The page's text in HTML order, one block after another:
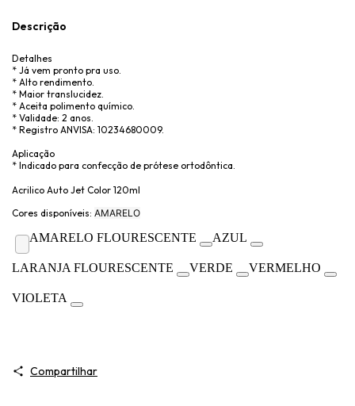
Descrição
Detalhes
* Já vem pronto pra uso.
* Alto rendimento.
* Maior translucidez.
* Aceita polimento químico.
* Validade: 2 anos.
* Registro ANVISA: 10234680009.
Aplicação
* Indicado para confecção de prótese ortodôntica.
Acrilico Auto Jet Color 120ml
Cores disponíveis: AMARELO
AMARELO FLOURESCENTE AZUL
LARANJA FLOURESCENTE VERDE VERMELHO
VIOLETA
Compartilhar